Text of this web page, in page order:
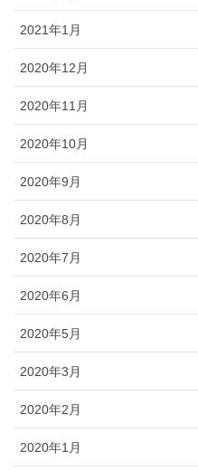
2021年1月
2020年12月
2020年11月
2020年10月
2020年9月
2020年8月
2020年7月
2020年6月
2020年5月
2020年3月
2020年2月
2020年1月